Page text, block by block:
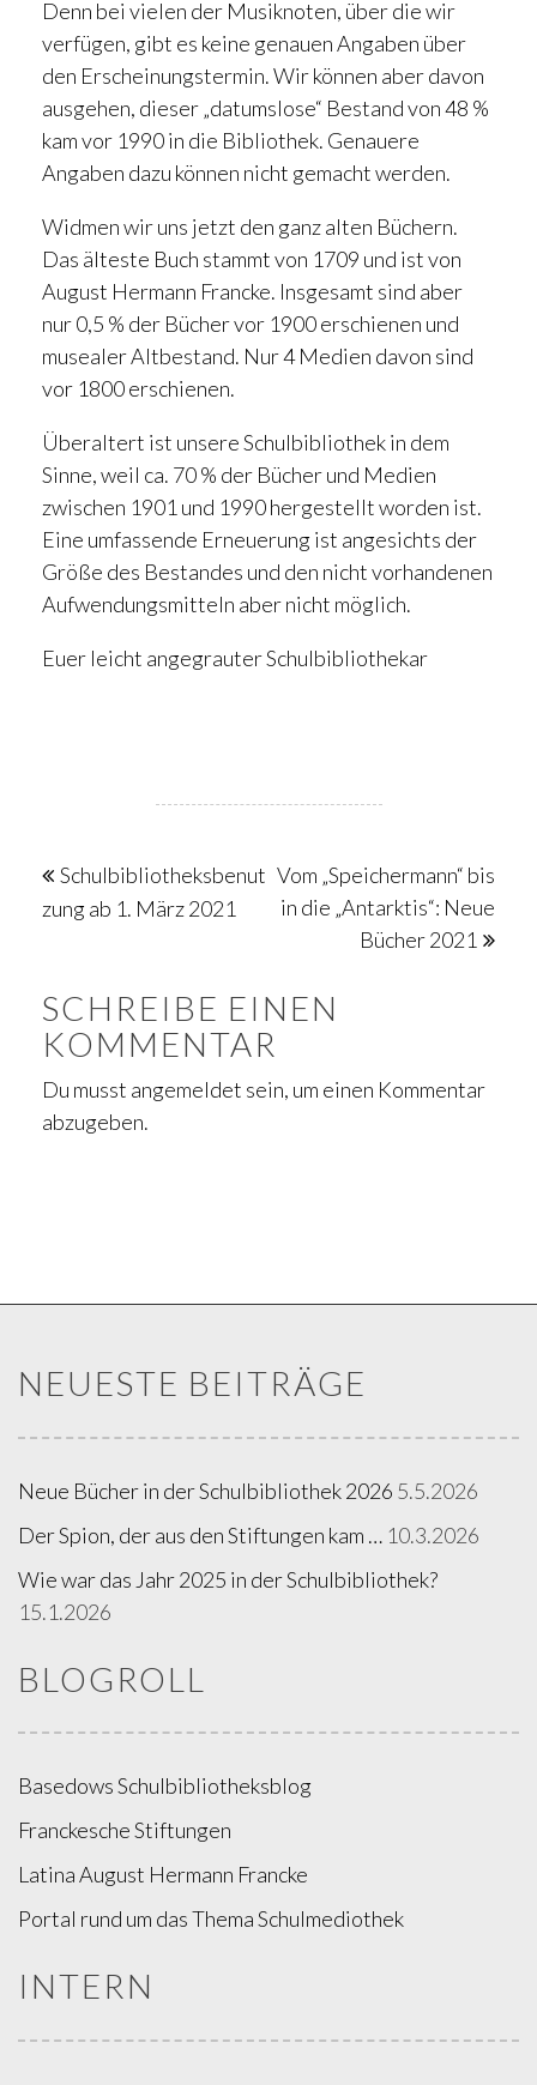
Denn bei vielen der Musiknoten, über die wir
verfügen, gibt es keine genauen Angaben über
den Erscheinungstermin. Wir können aber davon
ausgehen, dieser „datumslose“ Bestand von 48 %
kam vor 1990 in die Bibliothek. Genauere
Angaben dazu können nicht gemacht werden.
Widmen wir uns jetzt den ganz alten Büchern.
Das älteste Buch stammt von 1709 und ist von
August Hermann Francke. Insgesamt sind aber
nur 0,5 % der Bücher vor 1900 erschienen und
musealer Altbestand. Nur 4 Medien davon sind
vor 1800 erschienen.
Überaltert ist unsere Schulbibliothek in dem
Sinne, weil ca. 70 % der Bücher und Medien
zwischen 1901 und 1990 hergestellt worden ist.
Eine umfassende Erneuerung ist angesichts der
Größe des Bestandes und den nicht vorhandenen
Aufwendungsmitteln aber nicht möglich.
Euer leicht angegrauter Schulbibliothekar
Beitragsnavigation
Schulbibliotheksbenut
zung ab 1. März 2021
Vom „Speichermann“ bis
in die „Antarktis“: Neue
Bücher 2021
SCHREIBE EINEN
KOMMENTAR
Du musst angemeldet sein, um einen Kommentar
abzugeben.
NEUESTE BEITRÄGE
Neue Bücher in der Schulbibliothek 2026 5.5.2026
Der Spion, der aus den Stiftungen kam … 10.3.2026
Wie war das Jahr 2025 in der Schulbibliothek?
15.1.2026
BLOGROLL
Basedows Schulbibliotheksblog
Franckesche Stiftungen
Latina August Hermann Francke
Portal rund um das Thema Schulmediothek
INTERN